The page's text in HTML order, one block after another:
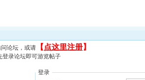
论坛，或请 【 点这里注册】
登录论坛即可游览帖子
登录